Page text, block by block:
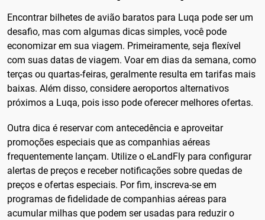
Encontrar bilhetes de avião baratos para Luqa pode ser um
desafio, mas com algumas dicas simples, você pode
economizar em sua viagem. Primeiramente, seja flexível
com suas datas de viagem. Voar em dias da semana, como
terças ou quartas-feiras, geralmente resulta em tarifas mais
baixas. Além disso, considere aeroportos alternativos
próximos a Luqa, pois isso pode oferecer melhores ofertas.
Outra dica é reservar com antecedência e aproveitar
promoções especiais que as companhias aéreas
frequentemente lançam. Utilize o eLandFly para configurar
alertas de preços e receber notificações sobre quedas de
preços e ofertas especiais. Por fim, inscreva-se em
programas de fidelidade de companhias aéreas para
acumular milhas que podem ser usadas para reduzir o